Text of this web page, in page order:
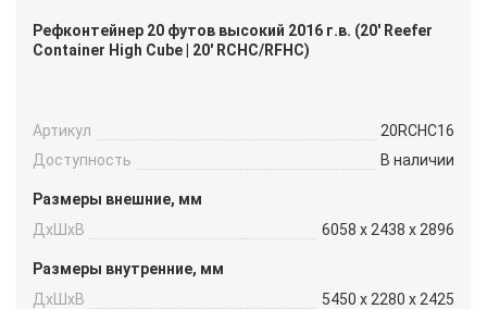
Рефконтейнер 20 футов высокий 2016 г.в. (20′ Reefer
Container High Cube | 20′ RCHC/RFHC)
Артикул
20RCHC16
Доступность
В наличии
Размеры внешние, мм
ДxШxВ
6058 x 2438 x 2896
Размеры внутренние, мм
ДxШxВ
5450 x 2280 x 2425